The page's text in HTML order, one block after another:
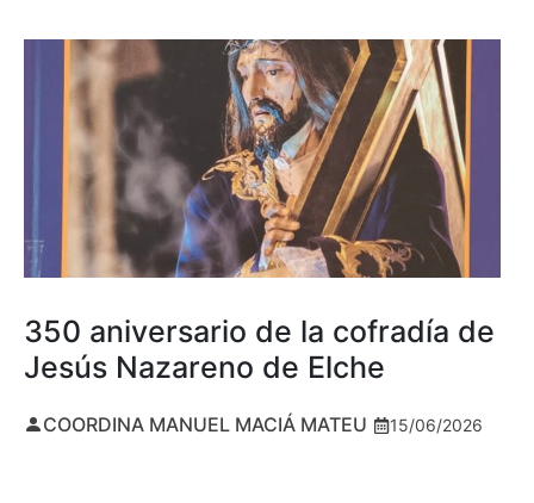
350 aniversario de la cofradía de
Jesús Nazareno de Elche
COORDINA MANUEL MACIÁ MATEU 15/06/2026